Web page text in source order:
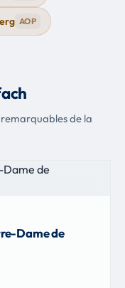
AOP
remarquables de la
Dame de